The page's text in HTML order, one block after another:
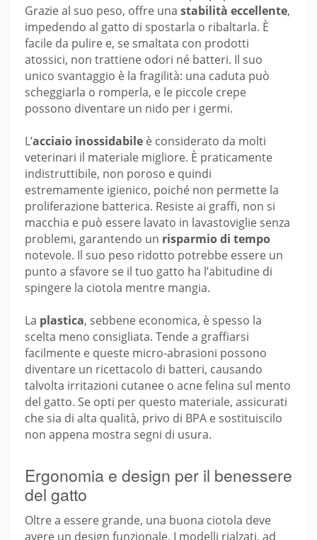
Grazie al suo peso, offre una stabilità eccellente,
impedendo al gatto di spostarla o ribaltarla. È
facile da pulire e, se smaltata con prodotti
atossici, non trattiene odori né batteri. Il suo
unico svantaggio è la fragilità: una caduta può
scheggiarla o romperla, e le piccole crepe
possono diventare un nido per i germi.
L’acciaio inossidabile è considerato da molti
veterinari il materiale migliore. È praticamente
indistruttibile, non poroso e quindi
estremamente igienico, poiché non permette la
proliferazione batterica. Resiste ai graffi, non si
macchia e può essere lavato in lavastoviglie senza
problemi, garantendo un risparmio di tempo
notevole. Il suo peso ridotto potrebbe essere un
punto a sfavore se il tuo gatto ha l’abitudine di
spingere la ciotola mentre mangia.
La plastica, sebbene economica, è spesso la
scelta meno consigliata. Tende a graffiarsi
facilmente e queste micro-abrasioni possono
diventare un ricettacolo di batteri, causando
talvolta irritazioni cutanee o acne felina sul mento
del gatto. Se opti per questo materiale, assicurati
che sia di alta qualità, privo di BPA e sostituiscilo
non appena mostra segni di usura.
Ergonomia e design per il benessere
del gatto
Oltre a essere grande, una buona ciotola deve
avere un design funzionale. I modelli rialzati, ad